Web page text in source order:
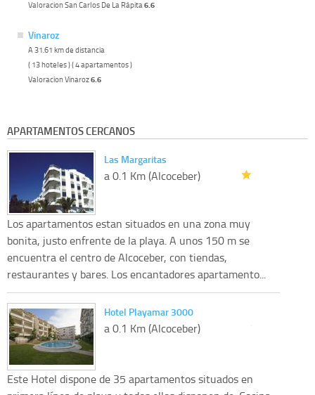
Valoracion San Carlos De La Rápita 6.6
Vinaroz
A 31.61 km de distancia
( 13 hoteles ) ( 4 apartamentos )
Valoracion Vinaroz6.6
APARTAMENTOS CERCANOS
Las Margaritas
a 0.1 Km (Alcoceber)
Los apartamentos estan situados en una zona muy
bonita, justo enfrente de la playa. A unos 150 m se
encuentra el centro de Alcoceber, con tiendas,
restaurantes y bares. Los encantadores apartamento...
Hotel Playamar 3000
a 0.1 Km (Alcoceber)
Este Hotel dispone de 35 apartamentos situados en